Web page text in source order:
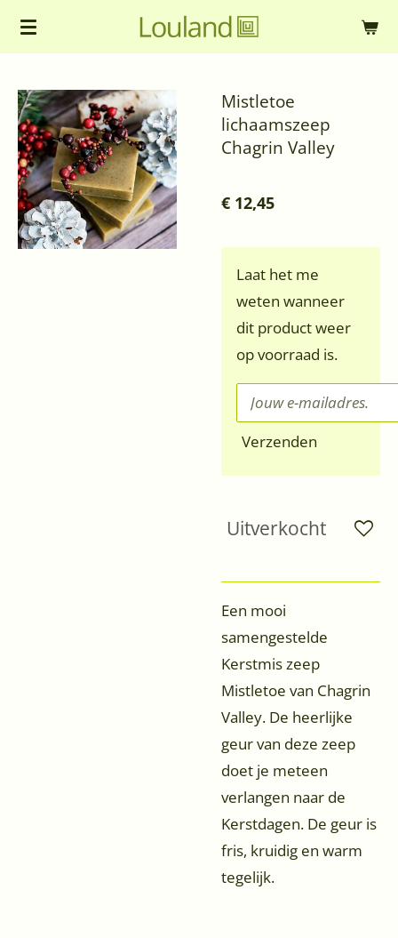
Ga
de
hoofdinhoud
Mistletoe
lichaamszeep
Chagrin Valley
€ 12,45
Laat het me
weten wanneer
dit product weer
op voorraad is.
Verzenden
Uitverkocht
Een mooi
samengestelde
Kerstmis zeep
Mistletoe van Chagrin
Valley. De heerlijke
geur van deze zeep
doet je meteen
verlangen naar de
Kerstdagen. De geur is
fris, kruidig en warm
tegelijk.